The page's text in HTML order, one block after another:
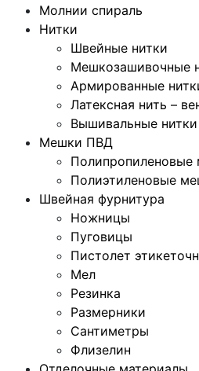
Молнии спираль
Нитки
Швейные нитки
Мешкозашивочные
Армированные
Латексная нить –
Вышивальные нитки
Мешки ПВД
Полипропиленовые
Полиэтиленовые
Швейная фурнитура
Ножницы
Пуговицы
Пистолет
Мел
Резинка
Размерники
Сантиметры
Флизелин